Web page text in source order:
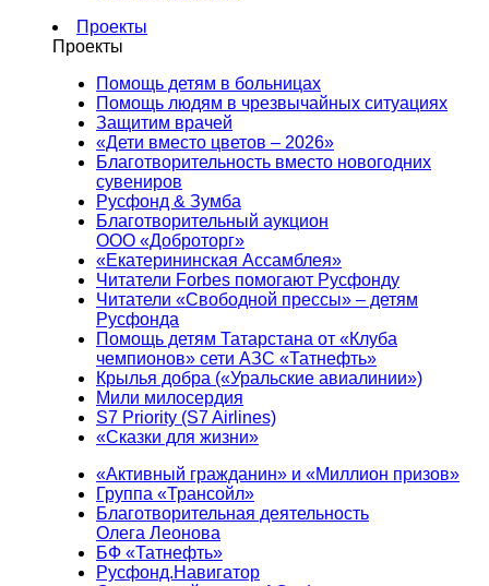
Проекты
Проекты
Помощь детям в больницах
Помощь людям в чрезвычайных ситуациях
Защитим врачей
«Дети вместо цветов – 2026»
Благотворительность вместо новогодних
сувениров
Русфонд & Зумба
Благотворительный аукцион
ООО «Доброторг»
«Екатерининская Ассамблея»
Читатели Forbes помогают Русфонду
Читатели «Свободной прессы» – детям
Русфонда
Помощь детям Татарстана от «Клуба
чемпионов» сети АЗС «Татнефть»
Крылья добра («Уральские авиалинии»)
Мили милосердия
S7 Priority (S7 Airlines)
«Сказки для жизни»
«Активный гражданин» и «Миллион призов»
Группа «Трансойл»
Благотворительная деятельность
Олега Леонова
БФ «Татнефть»
Русфонд.Навигатор